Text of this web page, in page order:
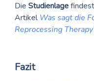
Die Studienlage
ArtikelWas sagt die
Reprocessing
Fazit